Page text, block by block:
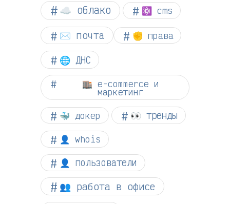
☁︎ облако ⚛ cms
✉️ почта ✊ права
🌐 ДНС
🏬 e-commerce и
маркетинг
🐳 докер 👀 тренды
👤 whois
👤 пользователи
👥 работа в офисе